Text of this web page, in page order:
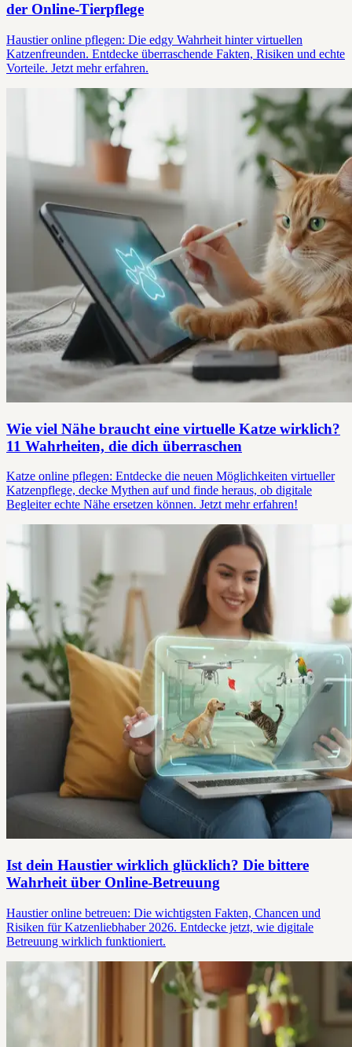
der Online-Tierpflege
Haustier online pflegen: Die edgy Wahrheit hinter virtuellen
Katzenfreunden. Entdecke überraschende Fakten, Risiken und echte
Vorteile. Jetzt mehr erfahren.
Wie viel Nähe braucht eine virtuelle Katze wirklich?
11 Wahrheiten, die dich überraschen
Katze online pflegen: Entdecke die neuen Möglichkeiten virtueller
Katzenpflege, decke Mythen auf und finde heraus, ob digitale
Begleiter echte Nähe ersetzen können. Jetzt mehr erfahren!
Ist dein Haustier wirklich glücklich? Die bittere
Wahrheit über Online-Betreuung
Haustier online betreuen: Die wichtigsten Fakten, Chancen und
Risiken für Katzenliebhaber 2026. Entdecke jetzt, wie digitale
Betreuung wirklich funktioniert.